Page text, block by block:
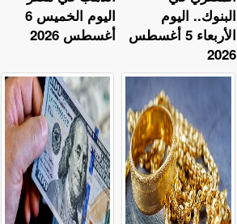
اليوم الخميس 6
أغسطس 2026
البنوك.. اليوم
الأربعاء 5 أغسطس
2026